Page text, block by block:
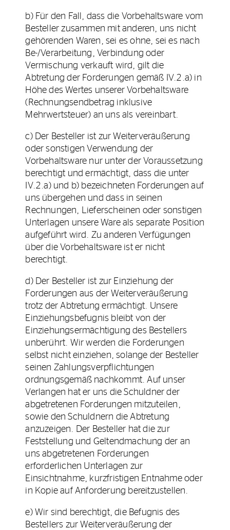
b) Für den Fall, dass die Vorbehaltsware vom
Besteller zusammen mit anderen, uns nicht
gehörenden Waren, sei es ohne, sei es nach
Be-/Verarbeitung, Verbindung oder
Vermischung verkauft wird, gilt die
Abtretung der Forderungen gemäß IV.2.a) in
Höhe des Wertes unserer Vorbehaltsware
(Rechnungsendbetrag inklusive
Mehrwertsteuer) an uns als vereinbart.
c) Der Besteller ist zur Weiterveräußerung
oder sonstigen Verwendung der
Vorbehaltsware nur unter der Voraussetzung
berechtigt und ermächtigt, dass die unter
IV.2.a) und b) bezeichneten Forderungen auf
uns übergehen und dass in seinen
Rechnungen, Lieferscheinen oder sonstigen
Unterlagen unsere Ware als separate Position
aufgeführt wird. Zu anderen Verfügungen
über die Vorbehaltsware ist er nicht
berechtigt.
d) Der Besteller ist zur Einziehung der
Forderungen aus der Weiterveräußerung
trotz der Abtretung ermächtigt. Unsere
Einziehungsbefugnis bleibt von der
Einziehungsermächtigung des Bestellers
unberührt. Wir werden die Forderungen
selbst nicht einziehen, solange der Besteller
seinen Zahlungsverpflichtungen
ordnungsgemäß nachkommt. Auf unser
Verlangen hat er uns die Schuldner der
abgetretenen Forderungen mitzuteilen,
sowie den Schuldnern die Abtretung
anzuzeigen. Der Besteller hat die zur
Feststellung und Geltendmachung der an
uns abgetretenen Forderungen
erforderlichen Unterlagen zur
Einsichtnahme, kurzfristigen Entnahme oder
in Kopie auf Anforderung bereitzustellen.
e) Wir sind berechtigt, die Befugnis des
Bestellers zur Weiterveräußerung der